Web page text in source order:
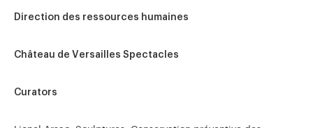
Direction des ressources humaines
Château de Versailles Spectacles
Curators